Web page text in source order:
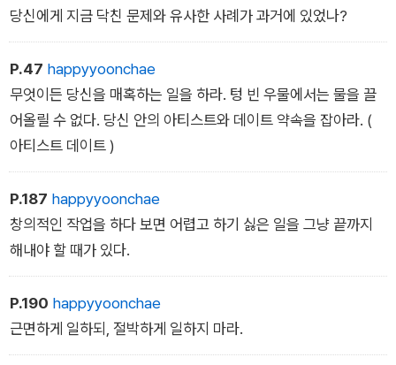
당신에게 지금 닥친 문제와 유사한 사례가 과거에 있었나?
P.47 happyyoonchae
무엇이든 당신을 매혹하는 일을 하라. 텅 빈 우물에서는 물을 끌
어올릴 수 없다. 당신 안의 아티스트와 데이트 약속을 잡아라. (
아티스트 데이트 )
P.187 happyyoonchae
창의적인 작업을 하다 보면 어렵고 하기 싫은 일을 그냥 끝까지
해내야 할 때가 있다.
P.190 happyyoonchae
근면하게 일하되, 절박하게 일하지 마라.